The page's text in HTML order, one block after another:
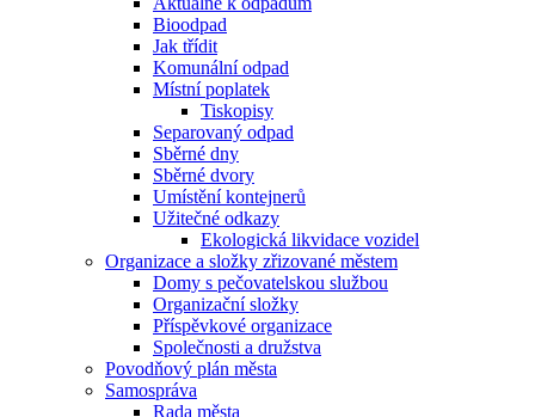
Bioodpad
Jak třídit
Komunální odpad
Místní poplatek
Tiskopisy
Separovaný odpad
Sběrné dny
Sběrné dvory
Umístění kontejnerů
Užitečné odkazy
Ekologická likvidace vozidel
Organizace a složky zřizované městem
Domy s pečovatelskou službou
Organizační složky
Příspěvkové organizace
Společnosti a družstva
Povodňový plán města
Samospráva
Rada města